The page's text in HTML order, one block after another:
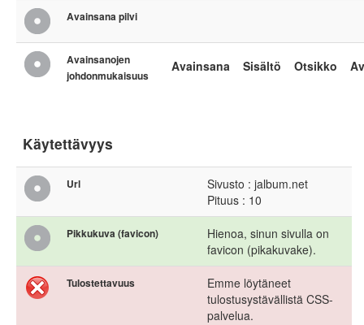
Avainsana pilvi
Avainsanojen
johdonmukaisuus
Avainsana Sisältö Otsikko
Käytettävyys
Url
Sivusto : jalbum.net
Pituus : 10
Pikkukuva (favicon)
Hienoa, sinun sivulla on
favicon (pikakuvake).
Tulostettavuus
Emme löytäneet
tulostusystävällistä CSS-
palvelua.